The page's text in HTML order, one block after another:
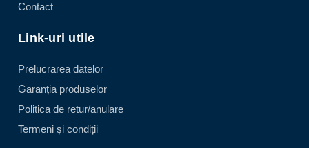
Contact
Link-uri utile
Prelucrarea datelor
Garanția produselor
Politica de retur/anulare
Termeni și condiții